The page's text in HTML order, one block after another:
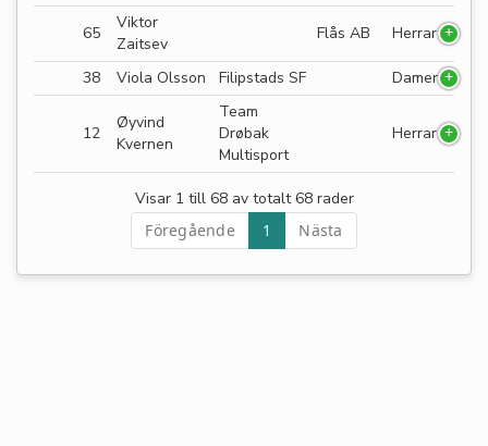
65
Viktor
Zaitsev
Flås AB Herrar
38 Viola Olsson Filipstads SF Damer
12
Øyvind
Kvernen
Team
Drøbak
Multisport
Herrar
Visar 1 till 68 av totalt 68 rader
Föregående
1 Nästa